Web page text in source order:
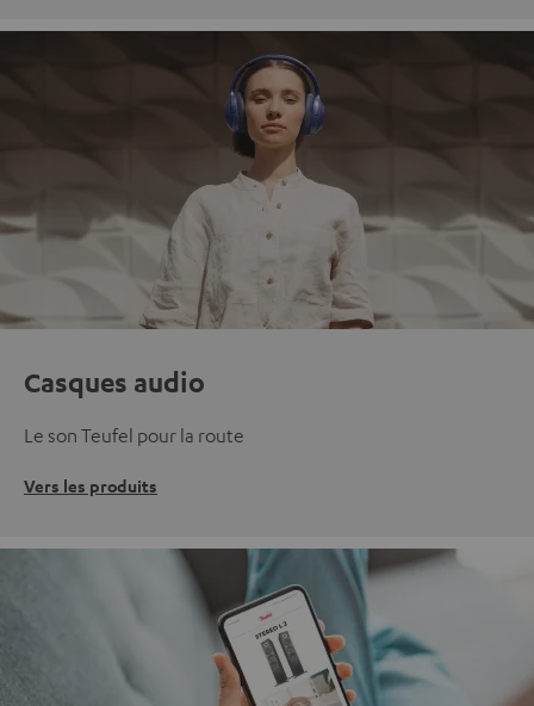
Casques audio
Le son Teufel pour la route
Vers les produits